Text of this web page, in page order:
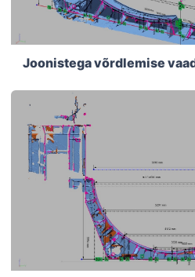
Joonistega võrdlemise